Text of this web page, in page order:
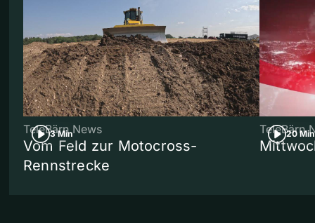
3 Min
TeleBärn News
Vom Feld zur Motocross-
Rennstrecke
20 Min
TeleBärn